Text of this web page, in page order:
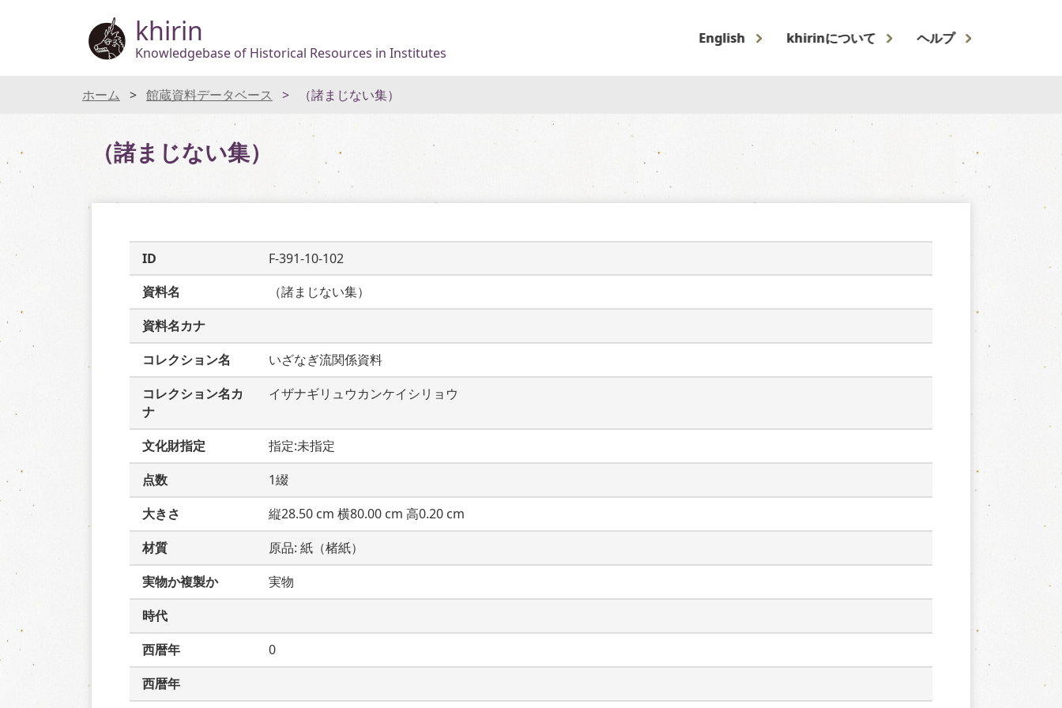
khirin
Knowledgebase of Historical Resources in Institutes
English khirinについて ヘルプ
ホーム 館蔵資料データベース （諸まじない集）
（諸まじない集）
ID
F-391-10-102
資料名
（諸まじない集）
資料名カナ
コレクション名
いざなぎ流関係資料
コレクション名カ
ナ
イザナギリュウカンケイシリョウ
文化財指定
指定:未指定
点数
1綴
大きさ
縦28.50 cm 横80.00 cm 高0.20 cm
材質
原品: 紙（楮紙）
実物か複製か
実物
時代
西暦年
0
西暦年